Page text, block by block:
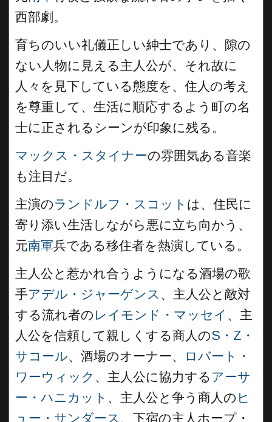
西部劇。
育ちのいい礼儀正しい紳士であり、隙の
ない人物に見える主人公が、それ故に
人々を見下している態度を、住人の考え
を尊重して、生活に順応するよう町の名
士に正されるシーンが印象に残る。
マックス・スタイナーの雰囲気ある音楽
も注目だ。
主演のランドルフ・スコット は、住民に
寄り添い生活しながら悪に立ち向かう、
元南軍兵である移住者を熱演している。
主人公と惹かれ合うようになる酒場の歌
手アデル・ジャーゲンス 、主人公と敵対
する流れ者の レイモンド・マッセイ 、主
人公を信頼して親しくする商人のS・Z・
サコール、酒場のオーナー、
ロバート・
ワーウィック 、主人公に協力する アーサ
ー・ハニカット 、主人公と争う商人の ヒ
ュー・サンダース 、下宿の主人ホープ・